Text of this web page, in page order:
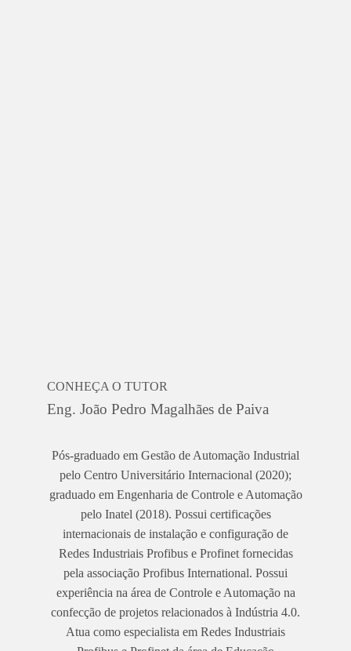
CONHEÇA O TUTOR
Eng. João Pedro Magalhães de Paiva
Pós-graduado em Gestão de Automação Industrial
pelo Centro Universitário Internacional (2020);
graduado em Engenharia de Controle e Automação
pelo Inatel (2018). Possui certificações
internacionais de instalação e configuração de
Redes Industriais Profibus e Profinet fornecidas
pela associação Profibus International. Possui
experiência na área de Controle e Automação na
confecção de projetos relacionados à Indústria 4.0.
Atua como especialista em Redes Industriais